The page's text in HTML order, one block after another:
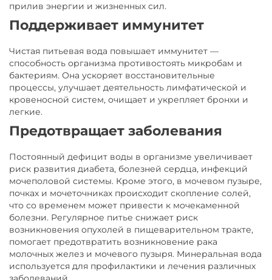
прилив энергии и жизненных сил.
Поддерживает иммунитет
Чистая питьевая вода повышает иммунитет —
способность организма противостоять микробам и
бактериям. Она ускоряет восстановительные
процессы, улучшает деятельность лимфатической и
кровеносной систем, очищает и укрепляет бронхи и
легкие.
Предотвращает заболевания
Постоянный дефицит воды в организме увеличивает
риск развития диабета, болезней сердца, инфекций
мочеполовой системы. Кроме этого, в мочевом пузыре,
почках и мочеточниках происходит скопление солей,
что со временем может привести к мочекаменной
болезни. Регулярное питье снижает риск
возникновения опухолей в пищеварительном тракте,
помогает предотвратить возникновение рака
молочных желез и мочевого пузыря. Минеральная вода
используется для профилактики и лечения различных